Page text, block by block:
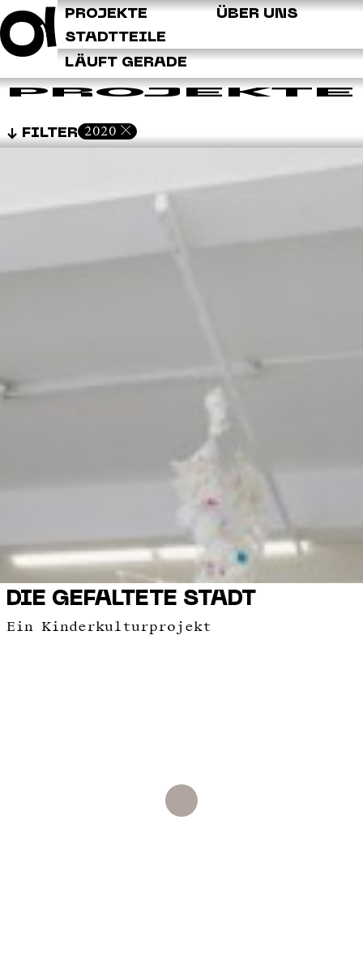
ÜBER UNS
PROJEKTE
STADTTEILE
LÄUFT GERADE
PROJEKTE
FILTER 2020
DIE GEFALTETE STADT
Ein Kinderkulturprojekt